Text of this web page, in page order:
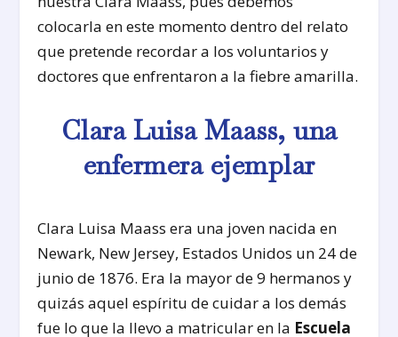
colocarla en este momento dentro del relato
que pretende recordar a los voluntarios y
doctores que enfrentaron a la fiebre amarilla.
Clara Luisa Maass, una
enfermera ejemplar
Clara Luisa Maass era una joven nacida en
Newark, New Jersey, Estados Unidos un 24 de
junio de 1876. Era la mayor de 9 hermanos y
quizás aquel espíritu de cuidar a los demás
fue lo que la llevo a matricular en la Escuela